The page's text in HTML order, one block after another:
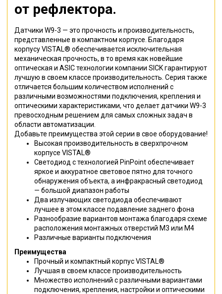
от рефлектора.
Датчики W9-3 — это прочность и производительность,
представленные в компактном корпусе. Благодаря
корпусу VISTAL® обеспечивается исключительная
механическая прочность, в то время как новейшие
оптическая и ASIC технологии компании SICK гарантируют
лучшую в своем классе производительность. Серия также
отличается большим количеством исполнений с
различными возможностями подключения, крепления и
оптическими характеристиками, что делает датчики W9-3
превосходным решением для самых сложных задач в
области автоматизации.
Добавьте преимущества этой серии в свое оборудование!
Высокая производительность в сверхпрочном
корпусе VISTAL®
Светодиод с технологией PinPoint обеспечивает
яркое и аккуратное световое пятно для точного
обнаружения объекта, а инфракрасный светодиод
— большой диапазон работы
Два излучающих светодиода обеспечивают
лучшее в этом классе подавление заднего фона
Разнообразие вариантов монтажа благодаря схеме
расположения монтажных отверстий M3 или M4
Различные варианты подключения
Преимущества
Прочный и компактный корпус VISTAL®
Лучшая в своем классе производительность
Множество исполнений с различными вариантами
подключения, крепления, настройки и оптическими